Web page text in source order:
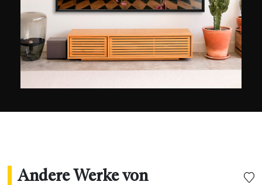
Community und inspiriert Hunderttausende
neugierige Menschen, in den Himmel zu blicken.
Andere Werke von